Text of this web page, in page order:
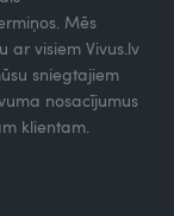
Mēs
ar visiem Vivus.lv
sniegtajiem
nosacījumus
klientam.